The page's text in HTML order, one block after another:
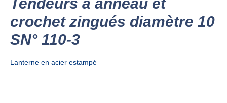
crochet zingués diamètre 10
SN° 110-3
Lanterne en acier estampé